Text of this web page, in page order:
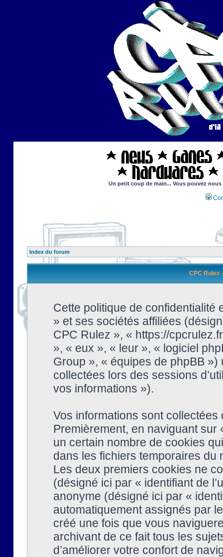
Un petit coup de main... Vous pouvez
Index du forum
CPC Rulez
Cette politique de confidentialité
» et ses sociétés affiliées
CPC Rulez », « https://
», « eux », « leur », « logiciel
Group », « équipes de phpBB
collectées lors des sessions
vos informations »).
Vos informations sont
Premièrement, en naviguant
un certain nombre de cookies
dans les fichiers temporaires du
Les deux premiers cookies ne
(désigné ici par « identifiant de
anonyme (désigné ici par «
automatiquement assignés par
créé une fois que vous
archivant de ce fait tous les
d’améliorer votre confort de